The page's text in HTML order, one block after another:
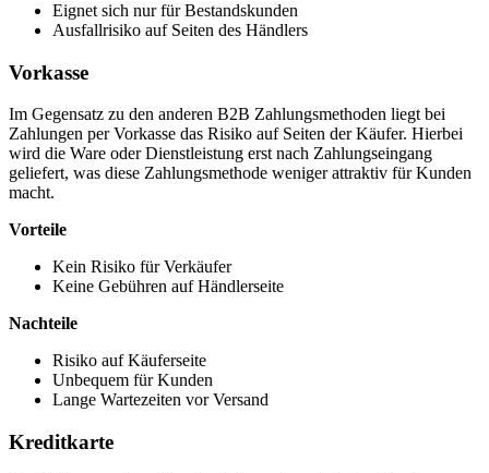
Eignet sich nur für Bestandskunden
Ausfallrisiko auf Seiten des Händlers
Vorkasse
Im Gegensatz zu den anderen B2B Zahlungsmethoden liegt bei
Zahlungen per Vorkasse das Risiko auf Seiten der Käufer. Hierbei
wird die Ware oder Dienstleistung erst nach Zahlungseingang
geliefert, was diese Zahlungsmethode weniger attraktiv für Kunden
macht.
Vorteile
Kein Risiko für Verkäufer
Keine Gebühren auf Händlerseite
Nachteile
Risiko auf Käuferseite
Unbequem für Kunden
Lange Wartezeiten vor Versand
Kreditkarte